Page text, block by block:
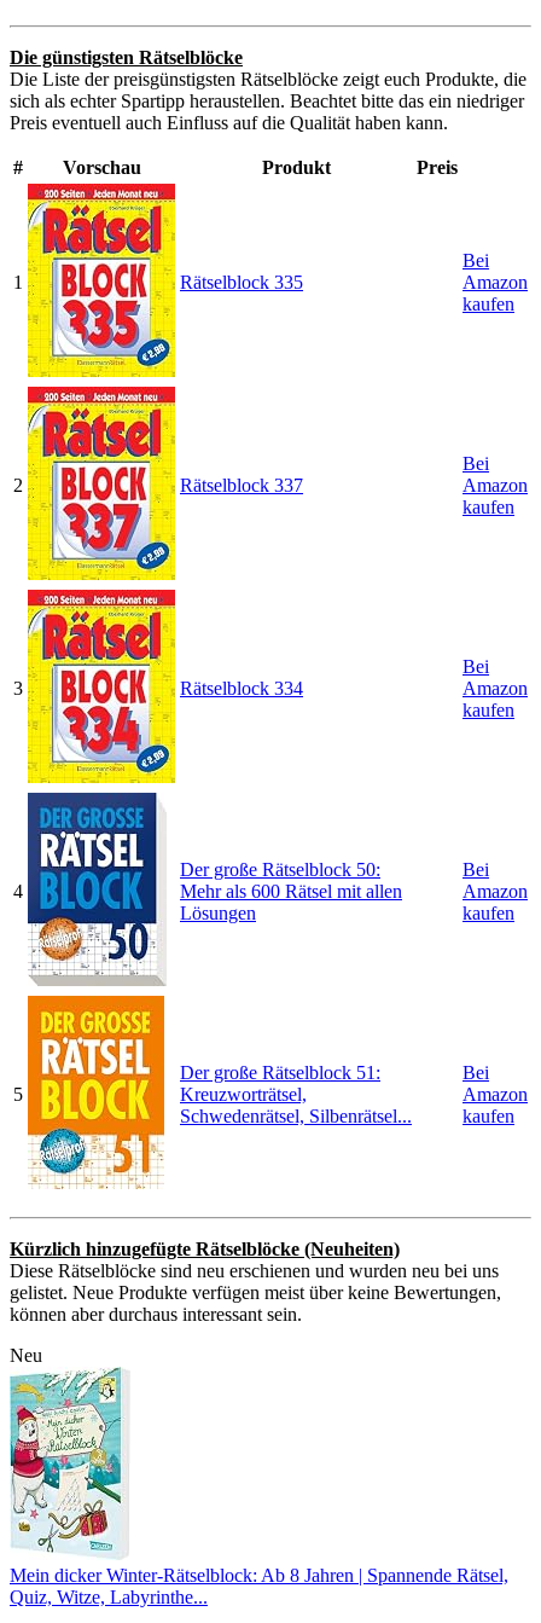
Die günstigsten Rätselblöcke
Die Liste der preisgünstigsten Rätselblöcke zeigt euch Produkte, die
sich als echter Spartipp heraustellen. Beachtet bitte das ein niedriger
Preis eventuell auch Einfluss auf die Qualität haben kann.
# Vorschau Produkt Preis
1 Rätselblock 335
Bei
Amazon
kaufen
2 Rätselblock 337
Bei
Amazon
kaufen
3 Rätselblock 334
Bei
Amazon
kaufen
4
Der große Rätselblock 50:
Mehr als 600 Rätsel mit allen
Lösungen
Bei
Amazon
kaufen
5
Der große Rätselblock 51:
Kreuzworträtsel,
Schwedenrätsel, Silbenrätsel...
Bei
Amazon
kaufen
Kürzlich hinzugefügte Rätselblöcke (Neuheiten)
Diese Rätselblöcke sind neu erschienen und wurden neu bei uns
gelistet. Neue Produkte verfügen meist über keine Bewertungen,
können aber durchaus interessant sein.
Neu
Mein dicker Winter-Rätselblock: Ab 8 Jahren | Spannende Rätsel,
Quiz, Witze, Labyrinthe...